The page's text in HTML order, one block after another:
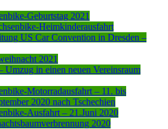
Geburtstag 2021
Heimkinderausfahrt
US Car Convention in Dresden –
2021
Umzug in einen neuen Vereinsraum
Motorradausfahrt – 11. bis
2020 nach Tschechien
Ausfahrt – 21.Juni 2020
2020